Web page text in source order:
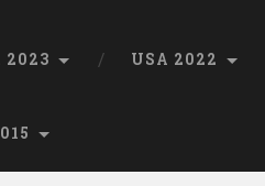
2023 USA 2022